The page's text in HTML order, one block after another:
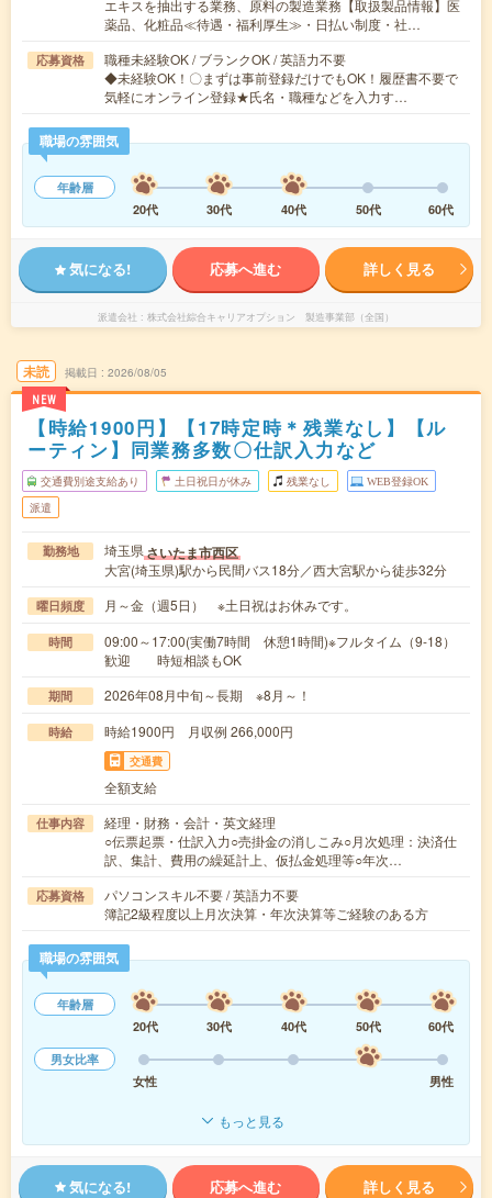
エキスを抽出する業務、原料の製造業務【取扱製品情報】医
薬品、化粧品≪待遇・福利厚生≫・日払い制度・社…
応募資格
職種未経験OK / ブランクOK / 英語力不要
◆未経験OK！〇まずは事前登録だけでもOK！履歴書不要で
気軽にオンライン登録★氏名・職種などを入力す…
職場の雰囲気
年齢層
20代
30代 40代 50代 60代
気になる! 応募へ進む 詳しく見る
派遣会社 株式会社綜合キャリアオプション 製造事業部（全国）
未読
NEW
掲載日 2026/08/05
【時給1900円】【17時定時＊残業なし】【ル
ーティン】同業務多数〇仕訳入力など
交通費別途支給あり 土日祝日が休み 残業なし WEB登録OK
派遣
勤務地 埼玉県さいたま市西区
大宮(埼玉県)駅から民間バス18分／西大宮駅から徒歩32分
曜日頻度 月～金（週5日） ※土日祝はお休みです。
時間
09:00～17:00(実働7時間 休憩1時間)※フルタイム（9-18）
歓迎 時短相談もOK
期間 2026年08月中旬～長期 ※8月～！
時給 時給1900円 月収例 266,000円
交通費
全額支給
仕事内容
経理・財務・会計・英文経理
○伝票起票・仕訳入力○売掛金の消しこみ○月次処理：決済仕
訳、集計、費用の繰延計上、仮払金処理等○年次…
応募資格
パソコンスキル不要 / 英語力不要
簿記2級程度以上月次決算・年次決算等ご経験のある方
職場の雰囲気
年齢層
20代
30代 40代 50代
60代
男女比率
女性
男性
もっと見る
気になる! 応募へ進む 詳しく見る